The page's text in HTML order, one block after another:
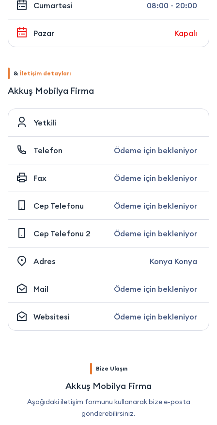
Cumartesi 08:00 - 20:00
Pazar Kapalı
& İletişim detayları
Akkuş Mobilya Firma
Yetkili
Telefon Ödeme için bekleniyor
Fax Ödeme için bekleniyor
Cep Telefonu Ödeme için bekleniyor
Cep Telefonu 2 Ödeme için bekleniyor
Adres Konya Konya
Mail Ödeme için bekleniyor
Websitesi Ödeme için bekleniyor
Bize Ulaşın
Akkuş Mobilya Firma
Aşağıdaki iletişim formunu kullanarak bize e-posta
gönderebilirsiniz.